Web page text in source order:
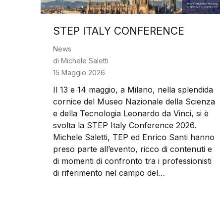
STEP ITALY CONFERENCE
News
di Michele Saletti
15 Maggio 2026
Il 13 e 14 maggio, a Milano, nella splendida
cornice del Museo Nazionale della Scienza
e della Tecnologia Leonardo da Vinci, si è
svolta la STEP Italy Conference 2026.
Michele Saletti, TEP ed Enrico Santi hanno
preso parte all’evento, ricco di contenuti e
di momenti di confronto tra i professionisti
di riferimento nel campo del…